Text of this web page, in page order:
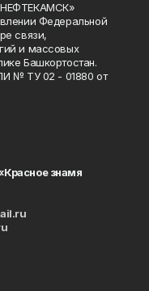
НЕФТЕКАМСК»
Федеральной
связи,
и массовых
Башкортостан.
№ ТУ 02 - 01880 от
знамя